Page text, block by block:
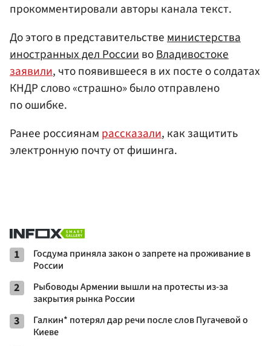
прокомментировали авторы канала текст.
До этого в представительствеминистерства
иностранных дел РоссиивоВладивостоке
заявили, что появившееся в их посте о солдатах
КНДР слово «страшно» было отправлено
по ошибке.
Ранее россиянам рассказали, как защитить
электронную почту от фишинга.
1
Госдума приняла закон о запрете на проживание в
России
2
Рыбоводы Армении вышли на протесты из-за
закрытия рынка России
3
Галкин* потерял дар речи после слов Пугачевой о
Киеве